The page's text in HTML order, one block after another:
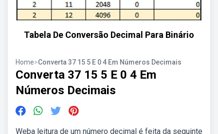
Tabela De Conversão Decimal Para Binário
Home>Converta 37 15 5 E 0 4 Em Números Decimais
Converta 37 15 5 E 0 4 Em
Números Decimais
Weba leitura de um número decimal é feita da seguinte